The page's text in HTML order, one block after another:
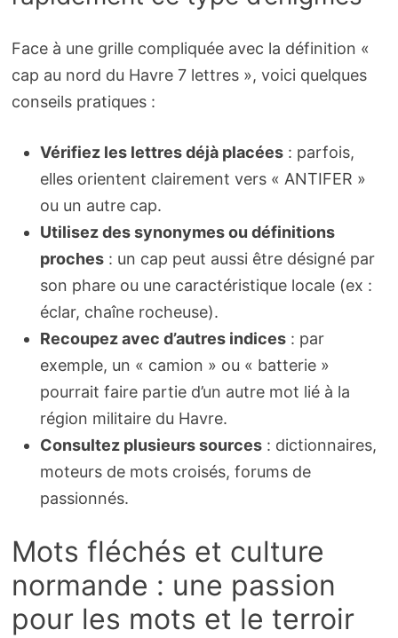
Face à une grille compliquée avec la définition «
cap au nord du Havre 7 lettres », voici quelques
conseils pratiques :
Vérifiez les lettres déjà placées: parfois,
elles orientent clairement vers « ANTIFER »
ou un autre cap.
Utilisez des synonymes ou définitions
proches: un cap peut aussi être désigné par
son phare ou une caractéristique locale (ex :
éclar, chaîne rocheuse).
Recoupez avec d’autres indices: par
exemple, un « camion » ou « batterie »
pourrait faire partie d’un autre mot lié à la
région militaire du Havre.
Consultez plusieurs sources: dictionnaires,
moteurs de mots croisés, forums de
passionnés.
Mots fléchés et culture
normande : une passion
pour les mots et le terroir